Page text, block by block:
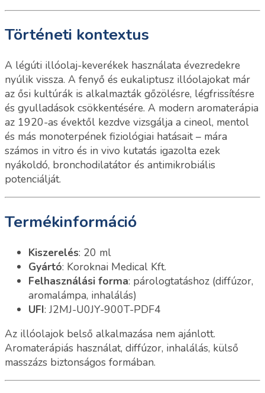
Történeti kontextus
A légúti illóolaj-keverékek használata évezredekre
nyúlik vissza. A fenyő és eukaliptusz illóolajokat már
az ősi kultúrák is alkalmazták gőzölésre, légfrissítésre
és gyulladások csökkentésére. A modern aromaterápia
az 1920-as évektől kezdve vizsgálja a cineol, mentol
és más monoterpének fiziológiai hatásait – mára
számos in vitro és in vivo kutatás igazolta ezek
nyákoldó, bronchodilatátor és antimikrobiális
potenciálját.
Termékinformáció
Kiszerelés: 20 ml
Gyártó: Koroknai Medical Kft.
Felhasználási forma: párologtatáshoz (diffúzor,
aromalámpa, inhalálás)
UFI: J2MJ-U0JY-900T-PDF4
Az illóolajok belső alkalmazása nem ajánlott.
Aromaterápiás használat, diffúzor, inhalálás, külső
masszázs biztonságos formában.